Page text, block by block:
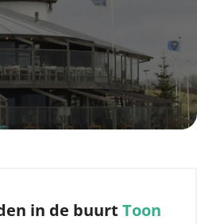
in de buurt Toon